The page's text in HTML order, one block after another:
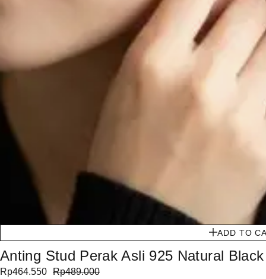
ADD TO
Anting Stud Perak Asli 925 Natural
Rp489.000
Rp464.550